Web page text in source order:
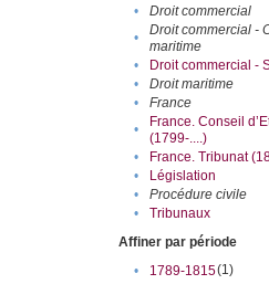
•
Droit commercial
•
Droit commercial -
maritime
• Droit commercial -
•
Droit maritime
•
France
•
France. Conseil
(1799-....)
• France. Tribunat
•
Législation
•
Procédure civile
•
Tribunaux
Affiner par période
•
1789-1815(1)